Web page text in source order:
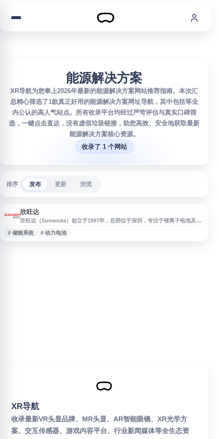
能源解决方案
XR导航为您奉上2026年最新的能源解决方案网站推荐指南。本次汇
总精心筛选了1款真正好用的能源解决方案网址导航，其中包括等业
内公认的高人气站点。所有收录平台均经过严苛评估与真实口碑筛
选，一键点击直达，没有虚假垃圾链接，助您高效、安全地获取最新
能源解决方案核心资源。
收录了 1 个网站
排序 发布 更新 浏览
欣旺达
欣旺达（Sunwoda）创立于1997年，总部位于深圳，专注于锂离子电池及相
力总成、储能系统和综合能源解决方案，广泛应用于多个行业。
# 储能系统 # 动力电池
XR导航
收录最新VR头显品牌、MR头显、AR智能眼镜、XR光学方
案、交互传感器、游戏内容平台、行业新闻媒体等全生态资